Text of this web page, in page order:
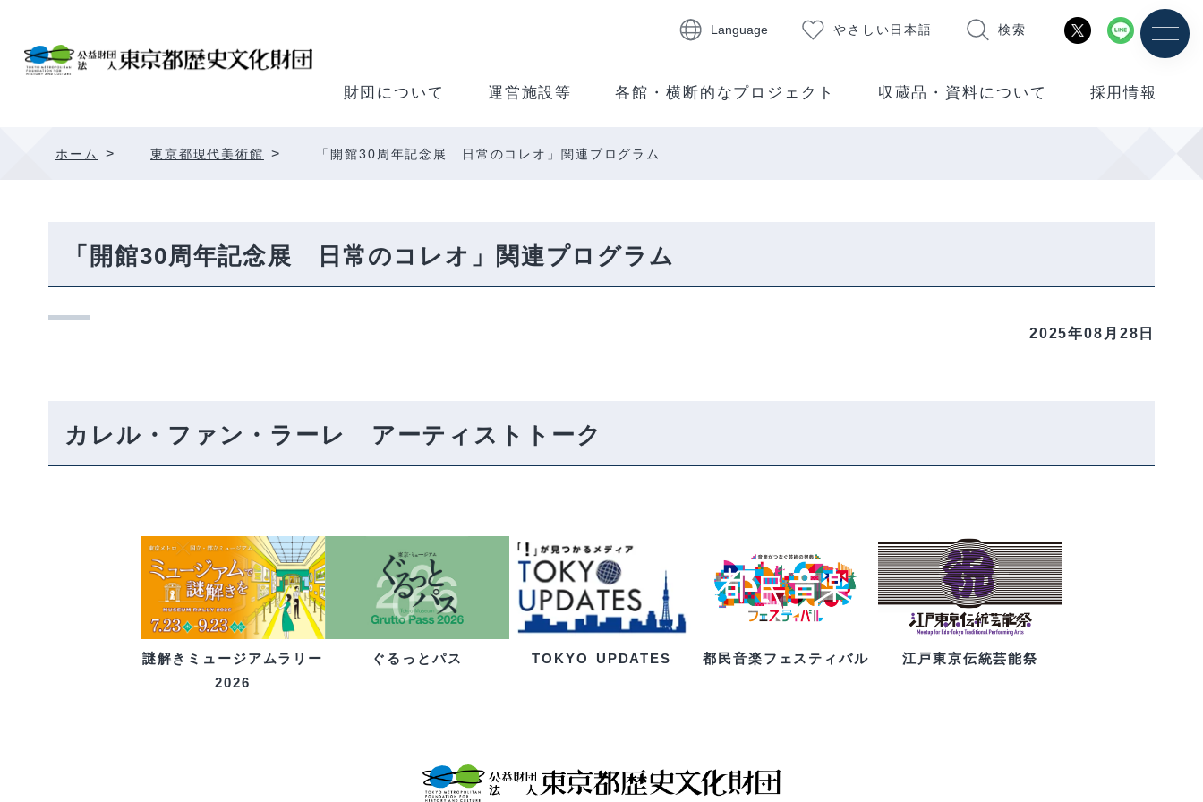
Language やさしい日本語 検索
財団について 運営施設等 各館・横断的なプロジェクト 収蔵品・資料について 採用情報
ホーム > 東京都現代美術館 > 「開館30周年記念展 日常のコレオ」関連プログラム
「開館30周年記念展 日常のコレオ」関連プログラム
2025年08月28日
カレル・ファン・ラーレ アーティストトーク
謎解きミュージアムラリー
2026
ぐるっとパス TOKYO UPDATES 都民音楽フェスティバル 江戸東京伝統芸能祭